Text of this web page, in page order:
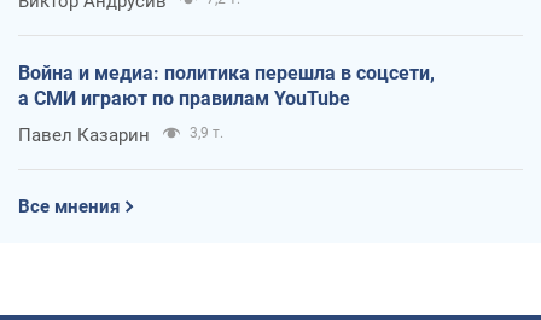
Война и медиа: политика перешла в соцсети,
а СМИ играют по правилам YouTube
Павел Казарин 3,9 т.
Все мнения